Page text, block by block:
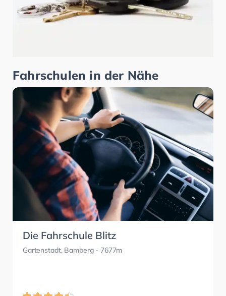
Fahrschulen in der Nähe
Die Fahrschule Blitz
Gartenstadt, Bamberg- 7677m